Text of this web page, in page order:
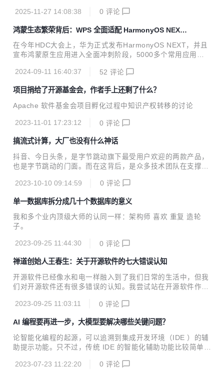
行。各大项目社区与技术团队在过去一年中的高质量技术输
了源源不断的活力，让我们的开源沃土愈发繁荣、生机盎然。
为感谢各位长期以来的支持与投入，我们特别设立“2025 开源
中国年度共创社区”奖项，向积极参与社区建设的各位致以诚
Apache SeaTunnel ANP 开源技术社区 AscentStream 阿里
2025-11-27 14:08:38 0 评论
鸿蒙生态繁荣背后：WPS 全面适配 HarmonyOS NEXT
的故事
在今年HDC大会上，华为正式发布HarmonyOS NEXT，并且
宣布鸿蒙原生应用进入全面冲刺阶段，5000多个常用应用已
人振奋的数字背后，承载着千千万万个开发者的热忱和期待。
蒙化，成为鸿蒙生态中的一员。 我们采访了金山办公架构师覃
欢，听他讲述WPS完成HarmonyOS NEXT开发适配背后的故
事。 覃欢在HDC 2024现场 “HarmonyOS版本没有一行代码
和安卓版本是重复的” 第一次正式接触HarmonyOS，是2022
2024-09-11 16:40:37 52 评论
项目捐给了开源基金会，作者手上还剩了什么？
Apache 软件基金会项目孵化过程中知识产权转移的讨论
2023-11-01 17:23:12 0 评论
搞流式计算，大厂也没有什么神话
抖音、今日头条，是字节跳动旗下最受用户欢迎的两款产品，
也是字节跳动的门面。而在这背后，是众多技术团队在支撑，
2023-10-10 09:14:59
0 评论
单一数据库拆分成几十个数据库的意义
我和多个业内顶级大师的认同一样：架构师 喜欢 重复 造轮
子。
2023-09-25 11:44:30 0 评论
禅道创始人王春生：关于开源软件的七大错误认知
开源软件已经像水和电一样融入到了我们日常的生活中，但我
们对开源软件还有很多错误的认知。我尝试站在开源软件作者
2023-09-25 11:03:11
0 评论
AI 编程要再进一步，大模型要解决哪些关键问题？
论智能化编程的起源，可以追溯到集成开发环境（IDE ）的辅
助提示功能。只不过，传统 IDE 的智能化辅助功能比较简单，
代码中的类名、方法名和代码片段等，并提供建议列表。
2023-07-23 11:22:20 0 评论